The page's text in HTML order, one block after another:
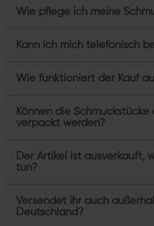
Wie pflege ich meine
Kann ich mich telefonisch
Wie funktioniert der Kauf
Können die Schmuckstücke
verpackt werden?
Der Artikel ist ausverkauft,
tun?
Versendet ihr auch
Deutschland?